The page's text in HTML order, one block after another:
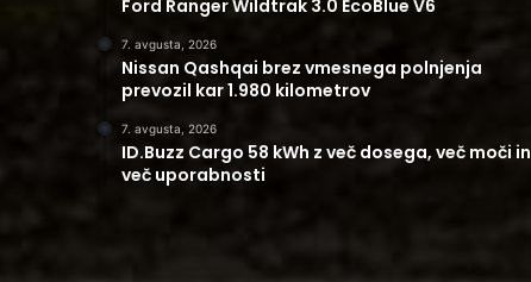
Ford Ranger Wildtrak 3.0 EcoBlue V6
7. avgusta, 2026
Nissan Qashqai brez vmesnega polnjenja
prevozil kar 1.980 kilometrov
7. avgusta, 2026
ID.Buzz Cargo 58 kWh z več dosega, več moči in
več uporabnosti